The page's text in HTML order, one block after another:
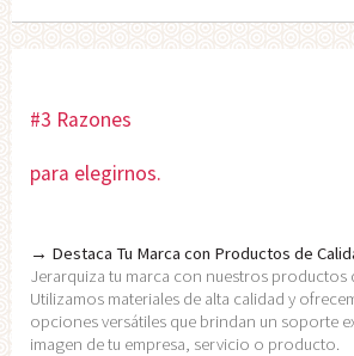
#3 Razones
para elegirnos.
→ Destaca Tu Marca con Productos de
Jerarquiza tu marca con nuestros productos
Utilizamos materiales de alta calidad y
opciones versátiles que brindan un soporte
imagen de tu empresa, servicio o producto.